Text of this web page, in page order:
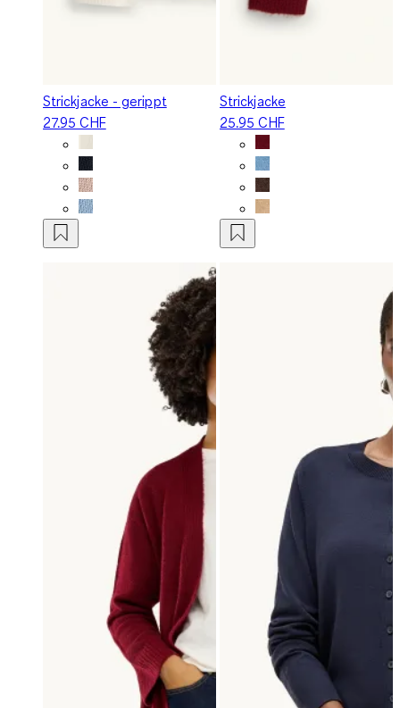
Strickjacke - gerippt
27.95 CHF
Strickjacke
25.95 CHF